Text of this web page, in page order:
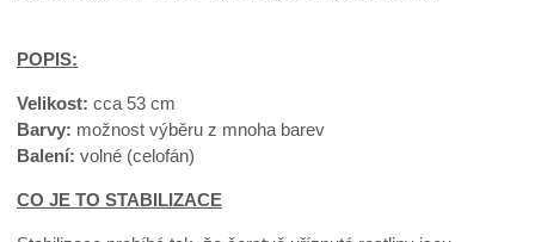
POPIS:
Velikost:cca 53 cm
Barvy: možnost výběru z mnoha barev
Balení: volné (celofán)
CO JE TO STABILIZACE